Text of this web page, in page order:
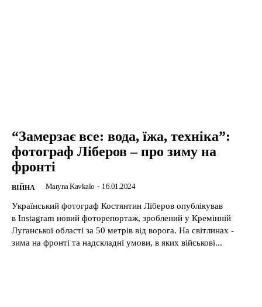
“Замерзає все: вода, їжа, техніка”:
фотограф Ліберов – про зиму на
фронті
ВІЙНА Maryna Kavkalo - 16.01.2024
Український фотограф Костянтин Ліберов опублікував
в Instagram новий фоторепортаж, зроблений у Кремінній
Луганської області за 50 метрів від ворога. На світлинах -
зима на фронті та надскладні умови, в яких військові...